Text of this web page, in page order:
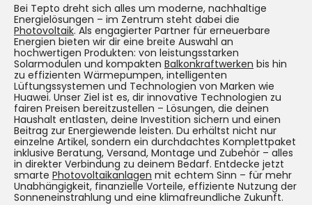
Bei Tepto dreht sich alles um moderne, nachhaltige
Energielösungen – im Zentrum steht dabei die
Photovoltaik. Als engagierter Partner für erneuerbare
Energien bieten wir dir eine breite Auswahl an
hochwertigen Produkten: von leistungsstarken
Solarmodulen und kompakten Balkonkraftwerken bis hin
zu effizienten Wärmepumpen, intelligenten
Lüftungssystemen und Technologien von Marken wie
Huawei. Unser Ziel ist es, dir innovative Technologien zu
fairen Preisen bereitzustellen – Lösungen, die deinen
Haushalt entlasten, deine Investition sichern und einen
Beitrag zur Energiewende leisten. Du erhältst nicht nur
einzelne Artikel, sondern ein durchdachtes Komplettpaket
inklusive Beratung, Versand, Montage und Zubehör – alles
in direkter Verbindung zu deinem Bedarf. Entdecke jetzt
smarte Photovoltaikanlagen mit echtem Sinn – für mehr
Unabhängigkeit, finanzielle Vorteile, effiziente Nutzung der
Sonneneinstrahlung und eine klimafreundliche Zukunft.